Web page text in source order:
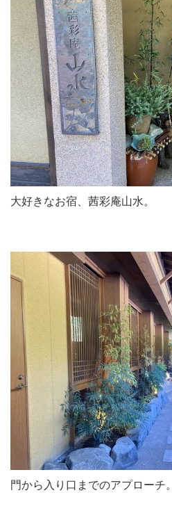
大好きなお宿、茜彩庵山水。
門から入り口までのアプローチ。